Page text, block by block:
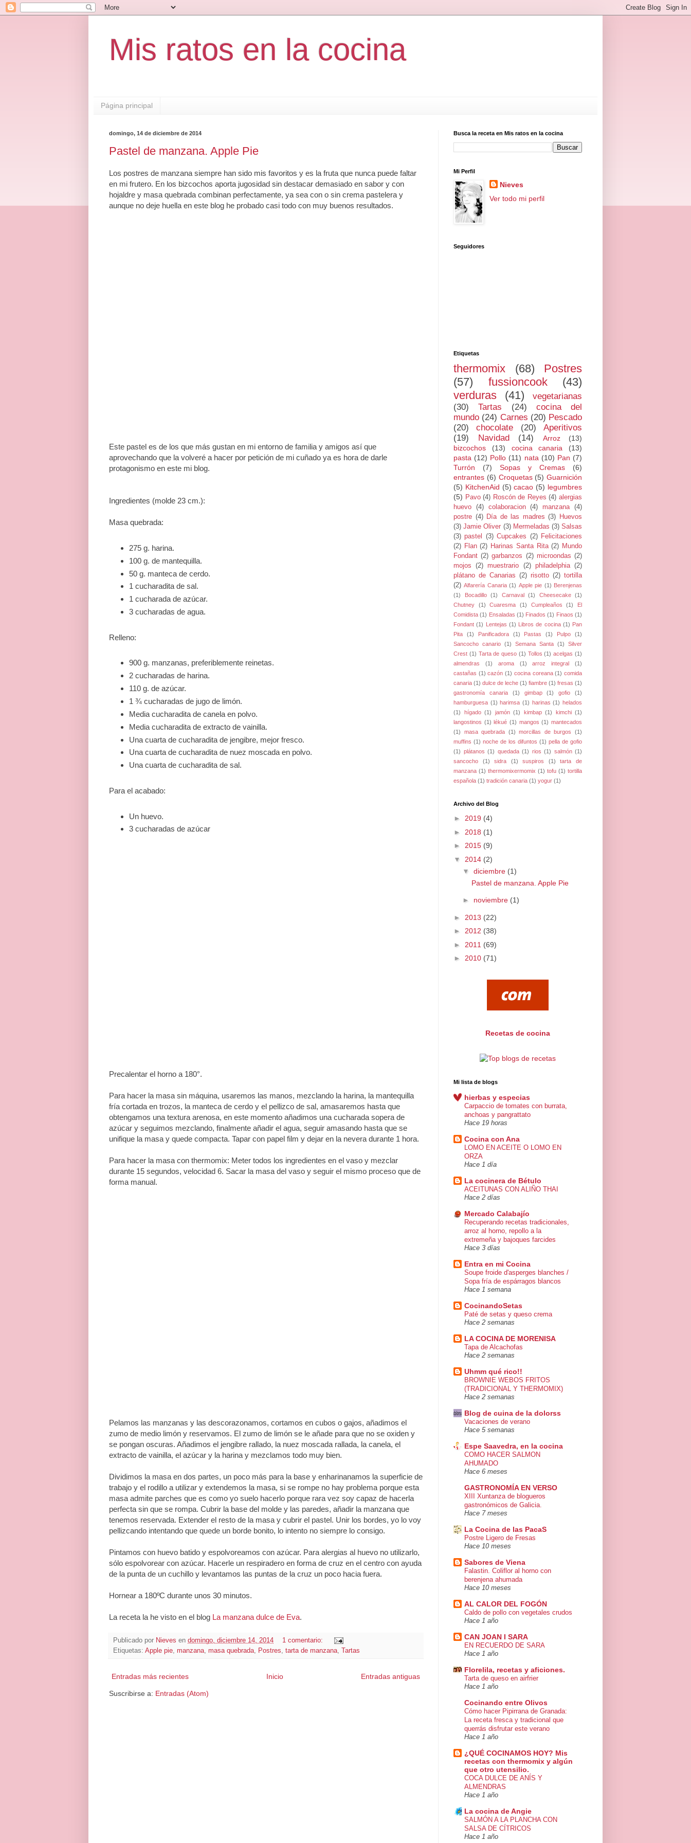
Mis ratos en la cocina
Página principal
domingo, 14 de diciembre de 2014
Pastel de manzana. Apple Pie
Los postres de manzana siempre han sido mis favoritos y es la fruta que nunca puede faltar
en mi frutero. En los bizcochos aporta jugosidad sin destacar demasiado en sabor y con
hojaldre y masa quebrada combinan perfectamente, ya sea con o sin crema pastelera y
aunque no deje huella en este blog he probado casi todo con muy buenos resultados.
Este pastel es de los que más gustan en mi entorno de familia y amigos así que
aprovechando que la volveré a hacer por petición de mi cuñado ya es hora de darle
protagonismo en este mi blog.
Ingredientes (molde 23 cm.):
Masa quebrada:
275 g. harina.
100 g. de mantequilla.
50 g. manteca de cerdo.
1 cucharadita de sal.
1 cucharada de azúcar.
3 cucharadas de agua.
Relleno:
900 g. manzanas, preferiblemente reinetas.
2 cucharadas de harina.
110 g. de azúcar.
1 ¾ cucharadas de jugo de limón.
Media cucharadita de canela en polvo.
Media cucharadita de extracto de vainilla.
Una cuarta de cucharadita de jengibre, mejor fresco.
Una cuarta de cucharadita de nuez moscada en polvo.
Una cuarta de cucharadita de sal.
Para el acabado:
Un huevo.
3 cucharadas de azúcar
Precalentar el horno a 180°.
Para hacer la masa sin máquina, usaremos las manos, mezclando la harina, la mantequilla
fría cortada en trozos, la manteca de cerdo y el pellizco de sal, amasaremos hasta que
obtengamos una textura arenosa, en este momento añadimos una cucharada sopera de
azúcar y seguimos mezclando, finalmente añadir el agua, seguir amasando hasta que se
unifique la masa y quede compacta. Tapar con papel film y dejar en la nevera durante 1 hora.
Para hacer la masa con thermomix: Meter todos los ingredientes en el vaso y mezclar
durante 15 segundos, velocidad 6. Sacar la masa del vaso y seguir el mismo proceso que de
forma manual.
Pelamos las manzanas y las descorazonamos, cortamos en cubos o gajos, añadimos el
zumo de medio limón y reservamos. El zumo de limón se le añade para que no se oxiden y
se pongan oscuras. Añadimos el jengibre rallado, la nuez moscada rallada, la canela, el
extracto de vainilla, el azúcar y la harina y mezclamos todo muy bien.
Dividimos la masa en dos partes, un poco más para la base y enharinanamos la superficie de
trabajo y el rodillo a utilizar y extendemos la masa, si se rompe no hay problema porque esta
masa admite parches que es como yo suelo hacerlo porque rara vez soy capaz de hacerla
perfecta sin que se rompa. Cubrir la base del molde y las paredes, añadir la manzana que
tenemos reservada. Extender el resto de la masa y cubrir el pastel. Unir los bordes, yo lo voy
pellizcando intentando que quede un borde bonito, lo intento no siempre lo consigo.
Pintamos con huevo batido y espolvoreamos con azúcar. Para alergias al huevo no utilizarlo,
sólo espolvorear con azúcar. Hacerle un respiradero en forma de cruz en el centro con ayuda
de la punta de un cuchillo y levantamos las puntas de la cruz un poco hacia fuera.
Hornear a 180ºC durante unos 30 minutos.
La receta la he visto en el blog La manzana dulce de Eva.
Publicado por Nieves en domingo, diciembre 14, 2014
1 comentario:
Etiquetas: Apple pie, manzana, masa quebrada, Postres, tarta de manzana, Tartas
Entradas más recientes Entradas antiguas
Inicio
Suscribirse a: Entradas (Atom)
Busca la receta en Mis ratos en la cocina
Mi Perfil
Nieves
Ver todo mi perfil
Seguidores
Etiquetas
thermomix (68)
Postres
(57)
fussioncook
(43)
verduras
(41)
vegetarianas
(30)
Tartas (24)
cocina del
mundo (24) Carnes (20) Pescado
(20)
chocolate (20)
Aperitivos
(19)
Navidad (14) Arroz
(13)
bizcochos
(13) cocina canaria
(13)
pasta (12) Pollo (11) nata (10) Pan (7)
Turrón
(7) Sopas y Cremas
(6)
entrantes (6) Croquetas (5) Guarnición
(5) KitchenAid (5) cacao (5) legumbres
(5) Pavo (4) Roscón de Reyes (4) alergias
huevo
(4) colaboracion (4) manzana
(4)
postre (4) Día de las madres (3)
Huevos
(3) Jamie Oliver (3) Mermeladas (3) Salsas
(3) pastel (3) Cupcakes (2) Felicitaciones
(2) Flan (2) Harinas Santa Rita (2) Mundo
Fondant (2) garbanzos (2) microondas (2)
mojos
(2) muestrario (2) philadelphia (2)
plátano de Canarias (2) risotto (2) tortilla
(2) Alfarería Canaria (1) Apple pie (1) Berenjenas
(1)
Bocadillo (1) Carnaval (1) Cheesecake
(1)
Chutney
(1) Cuaresma (1) Cumpleaños (1)
El
Comidista (1) Ensaladas (1) Finados (1) Finaos (1)
Fondant (1) Lentejas (1) Libros de cocina (1) Pan
Pita
(1) Panificadora (1) Pastas (1) Pulpo
(1)
Sancocho canario (1) Semana Santa (1)
Silver
Crest (1) Tarta de queso (1) Tollos (1) acelgas (1)
almendras
(1) aroma (1) arroz integral
(1)
castañas (1) cazón (1) cocina coreana (1) comida
canaria (1) dulce de leche (1) fiambre (1) fresas (1)
gastronomía canaria
(1) gimbap (1) gofio
(1)
hamburguesa (1) harimsa (1) harinas (1) helados
(1)
hígado (1) jamón (1) kimbap (1) kimchi (1)
langostinos (1) lékué (1) mangos (1) mantecados
(1)
masa quebrada (1) morcillas de burgos
(1)
muffins (1) noche de los difuntos (1) pella de gofio
(1) plátanos (1) quedada (1) rios (1) salmón (1)
sancocho
(1) sidra (1) suspiros (1)
tarta de
manzana (1) thermomixermomix (1) tofu (1) tortilla
española (1) tradición canaria (1) yogur (1)
Archivo del Blog
► 2019 (4)
► 2018 (1)
► 2015 (9)
▼ 2014 (2)
▼ diciembre (1)
Pastel de manzana. Apple Pie
► noviembre (1)
► 2013 (22)
► 2012 (38)
► 2011 (69)
► 2010 (71)
Recetas de cocina
Mi lista de blogs
hierbas y especias
Carpaccio de tomates con burrata,
anchoas y pangrattato
Hace 19 horas
Cocina con Ana
LOMO EN ACEITE O LOMO EN
ORZA
Hace 1 día
La cocinera de Bétulo
ACEITUNAS CON ALIÑO THAI
Hace 2 días
Mercado Calabajío
Recuperando recetas tradicionales,
arroz al horno, repollo a la
extremeña y bajoques farcides
Hace 3 días
Entra en mi Cocina
Soupe froide d'asperges blanches /
Sopa fría de espárragos blancos
Hace 1 semana
CocinandoSetas
Paté de setas y queso crema
Hace 2 semanas
LA COCINA DE MORENISA
Tapa de Alcachofas
Hace 2 semanas
Uhmm qué rico!!
BROWNIE WEBOS FRITOS
(TRADICIONAL Y THERMOMIX)
Hace 2 semanas
Blog de cuina de la dolorss
Vacaciones de verano
Hace 5 semanas
Espe Saavedra, en la cocina
COMO HACER SALMON
AHUMADO
Hace 6 meses
GASTRONOMÍA EN VERSO
XIII Xuntanza de blogueros
gastronómicos de Galicia.
Hace 7 meses
La Cocina de las PacaS
Postre Ligero de Fresas
Hace 10 meses
Sabores de Viena
Falastin. Coliflor al horno con
berenjena ahumada
Hace 10 meses
AL CALOR DEL FOGÓN
Caldo de pollo con vegetales crudos
Hace 1 año
CAN JOAN I SARA
EN RECUERDO DE SARA
Hace 1 año
Florelila, recetas y aficiones.
Tarta de queso en airfrier
Hace 1 año
Cocinando entre Olivos
Cómo hacer Pipirrana de Granada:
La receta fresca y tradicional que
querrás disfrutar este verano
Hace 1 año
¿QUÉ COCINAMOS HOY? Mis
recetas con thermomix y algún
que otro utensilio.
COCA DULCE DE ANÍS Y
ALMENDRAS
Hace 1 año
La cocina de Angie
SALMÓN A LA PLANCHA CON
SALSA DE CÍTRICOS
Hace 1 año